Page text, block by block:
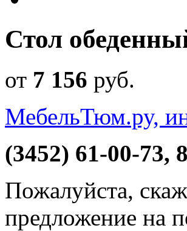
Стол
от 7 156 руб.
МебельТюм.ру,
(3452) 61-00-73,
Пожалуйста,
предложение на